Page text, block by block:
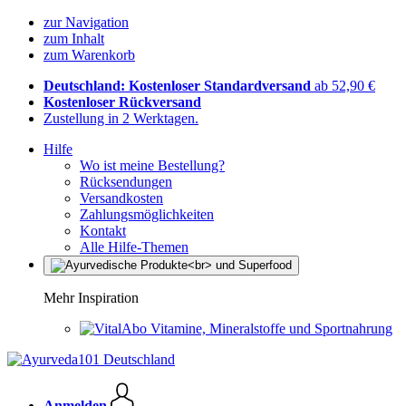
zur Navigation
zum Inhalt
zum Warenkorb
Deutschland: Kostenloser Standardversand ab 52,90 €
Kostenloser Rückversand
Zustellung in 2 Werktagen.
Hilfe
Wo ist meine Bestellung?
Rücksendungen
Versandkosten
Zahlungsmöglichkeiten
Kontakt
Alle Hilfe-Themen
Mehr Inspiration
Vitamine, Mineralstoffe und Sportnahrung